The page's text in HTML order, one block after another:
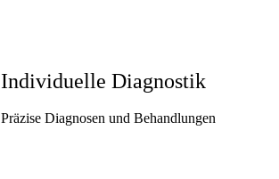
Individuelle Diagnostik
Präzise Diagnosen und Behandlungen